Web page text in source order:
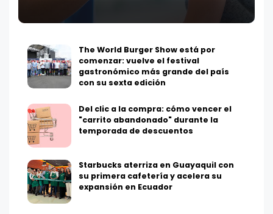
The World Burger Show está por
comenzar: vuelve el festival
gastronómico más grande del país
con su sexta edición
Del clic a la compra: cómo vencer el
"carrito abandonado" durante la
temporada de descuentos
Starbucks aterriza en Guayaquil con
su primera cafetería y acelera su
expansión en Ecuador